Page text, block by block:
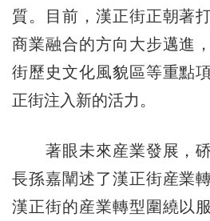
質。目前，漢正街正朝著
商業融合的方向大步邁進
街歷史文化風貌區等重點
正街注入新的活力。
著眼未來産業發展，硚
長孫嘉闡述了漢正街産業
漢正街的産業轉型圍繞以